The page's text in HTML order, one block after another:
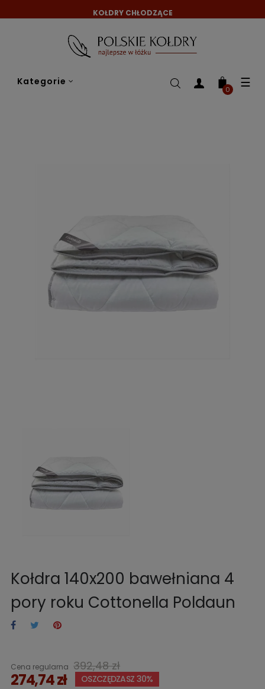
KOŁDRY CHŁODZĄCE
Kategorie ☰
0
Kołdra 140x200 bawełniana 4
pory roku Cottonella Poldaun
Cena regularna 392,48 zł
274,74 zł OSZCZĘDZASZ 30%